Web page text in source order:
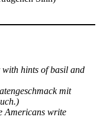
hints of basil and
mit
Americans write